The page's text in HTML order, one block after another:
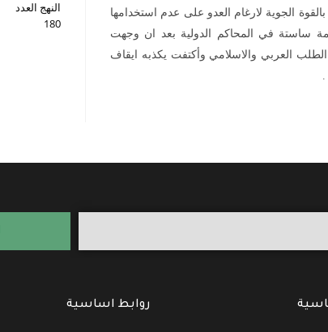
الجوية لارغام العدو على عدم استخدامها
ساستة في المحاكم الدولية بعد ان وجهت
العربي والاسلامي وأكتفت يكذبه ايقاف
.
روابط اساسية